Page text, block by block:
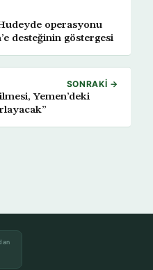
operasyonu
desteğinin göstergesi
SONRAKI →
Yemen’deki